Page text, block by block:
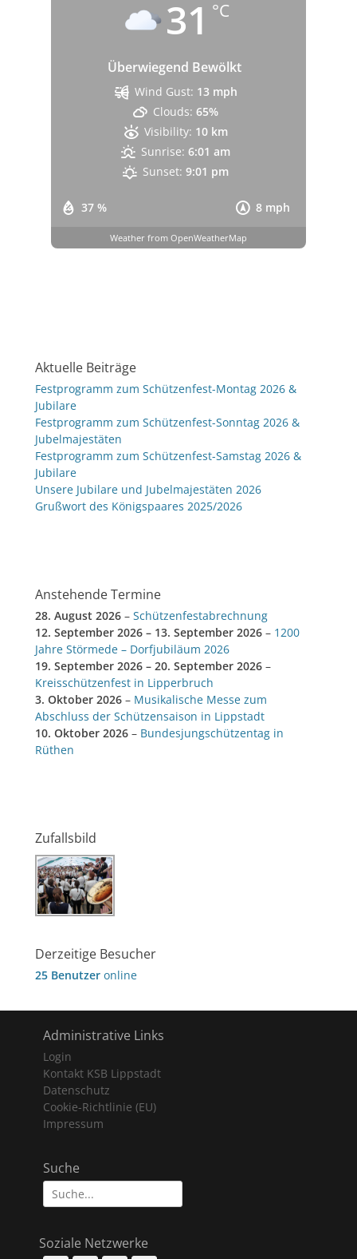
31 °C
Überwiegend Bewölkt
37 % 8 mph
Wind Gust: 13 mph
Clouds: 65%
Visibility: 10 km
Sunrise: 6:01 am
Sunset: 9:01 pm
Weather from OpenWeatherMap
Aktuelle Beiträge
Festprogramm zum Schützenfest-Montag 2026 &
Jubilare
Festprogramm zum Schützenfest-Sonntag 2026 &
Jubelmajestäten
Festprogramm zum Schützenfest-Samstag 2026 &
Jubilare
Unsere Jubilare und Jubelmajestäten 2026
Grußwort des Königspaares 2025/2026
Anstehende Termine
28. August 2026 – Schützenfestabrechnung
12. September 2026 – 13. September 2026 – 1200
Jahre Störmede – Dorfjubiläum 2026
19. September 2026 – 20. September 2026 –
Kreisschützenfest in Lipperbruch
3. Oktober 2026 – Musikalische Messe zum
Abschluss der Schützensaison in Lippstadt
10. Oktober 2026 – Bundesjungschützentag in
Rüthen
Zufallsbild
Derzeitige Besucher
25 Benutzer online
Administrative Links
Login
Kontakt KSB Lippstadt
Datenschutz
Cookie-Richtlinie (EU)
Impressum
Suche
Suche
nach:
Soziale Netzwerke